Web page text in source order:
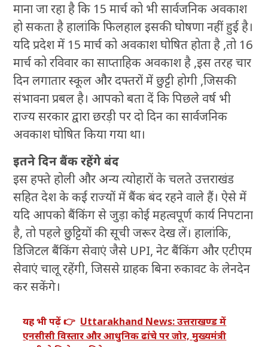
माना जा रहा है कि 15 मार्च को भी सार्वजनिक अवकाश
हो सकता है हालांकि फिलहाल इसकी घोषणा नहीं हुई है।
यदि प्रदेश में 15 मार्च को अवकाश घोषित होता है ,तो 16
मार्च को रविवार का साप्ताहिक अवकाश है ,इस तरह चार
दिन लगातार स्कूल और दफ्तरों में छुट्टी होगी ,जिसकी
संभावना प्रबल है। आपको बता दें कि पिछले वर्ष भी
राज्य सरकार द्वारा छरड़ी पर दो दिन का सार्वजनिक
अवकाश घोषित किया गया था।
इतने दिन बैंक रहेंगे बंद
इस हफ्ते होली और अन्य त्योहारों के चलते उत्तराखंड
सहित देश के कई राज्यों में बैंक बंद रहने वाले हैं। ऐसे में
यदि आपको बैंकिंग से जुड़ा कोई महत्वपूर्ण कार्य निपटाना
है, तो पहले छुट्टियों की सूची जरूर देख लें। हालांकि,
डिजिटल बैंकिंग सेवाएं जैसे UPI, नेट बैंकिंग और एटीएम
सेवाएं चालू रहेंगी, जिससे ग्राहक बिना रुकावट के लेनदेन
कर सकेंगे।
यह भी पढ़ें 👉 Uttarakhand News: उत्तराखण्ड में
एनसीसी विस्तार और आधुनिक ढांचे पर जोर, मुख्यमंत्री